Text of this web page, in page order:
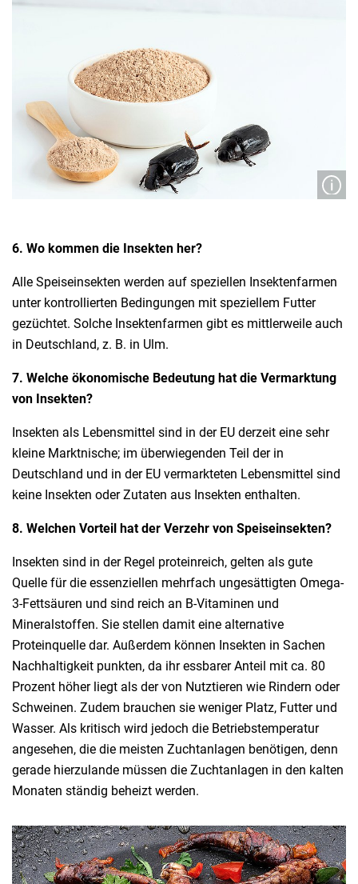
6. Wo kommen die Insekten her?
Alle Speiseinsekten werden auf speziellen Insektenfarmen
unter kontrollierten Bedingungen mit speziellem Futter
gezüchtet. Solche Insektenfarmen gibt es mittlerweile auch
in Deutschland, z. B. in Ulm.
7. Welche ökonomische Bedeutung hat die Vermarktung
von Insekten?
Insekten als Lebensmittel sind in der EU derzeit eine sehr
kleine Marktnische; im überwiegenden Teil der in
Deutschland und in der EU vermarkteten Lebensmittel sind
keine Insekten oder Zutaten aus Insekten enthalten.
8. Welchen Vorteil hat der Verzehr von Speiseinsekten?
Insekten sind in der Regel proteinreich, gelten als gute
Quelle für die essenziellen mehrfach ungesättigten Omega-
3-Fettsäuren und sind reich an B-Vitaminen und
Mineralstoffen. Sie stellen damit eine alternative
Proteinquelle dar. Außerdem können Insekten in Sachen
Nachhaltigkeit punkten, da ihr essbarer Anteil mit ca. 80
Prozent höher liegt als der von Nutztieren wie Rindern oder
Schweinen. Zudem brauchen sie weniger Platz, Futter und
Wasser. Als kritisch wird jedoch die Betriebstemperatur
angesehen, die die meisten Zuchtanlagen benötigen, denn
gerade hierzulande müssen die Zuchtanlagen in den kalten
Monaten ständig beheizt werden.